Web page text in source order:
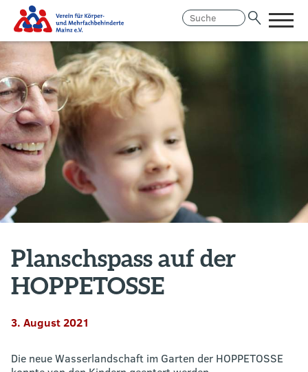
Hauptregion
der
Seite
anspringen
Link
Homepage
Menü
Planschspass auf der
HOPPETOSSE
3. August 2021
Die neue Wasserlandschaft im Garten der HOPPETOSSE